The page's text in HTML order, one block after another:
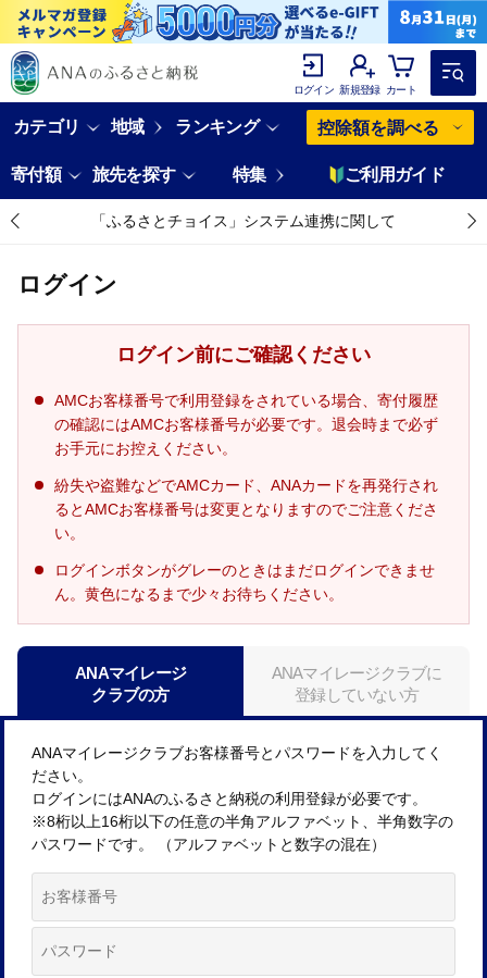
ログイン 新規登録 カート
カテゴリ 地域 ランキング 控除額を調べる
寄付額 旅先を探す 特集 ご利用ガイド
「ふるさとチョイス」システム連携に関して
ログイン
ログイン前にご確認ください
AMCお客様番号で利用登録をされている場合、寄付履歴
の確認にはAMCお客様番号が必要です。退会時まで必ず
お手元にお控えください。
紛失や盗難などでAMCカード、ANAカードを再発行され
るとAMCお客様番号は変更となりますのでご注意くださ
い。
ログインボタンがグレーのときはまだログインできませ
ん。黄色になるまで少々お待ちください。
ANAマイレージ
クラブの方
ANAマイレージクラブに
登録していない方
ANAマイレージクラブお客様番号とパスワードを入力してく
ださい。
ログインにはANAのふるさと納税の利用登録が必要です。
※8桁以上16桁以下の任意の半角アルファベット、半角数字の
パスワードです。 （アルファベットと数字の混在）